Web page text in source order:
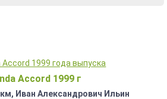
Accord 1999 г
Иван Александрович Ильин